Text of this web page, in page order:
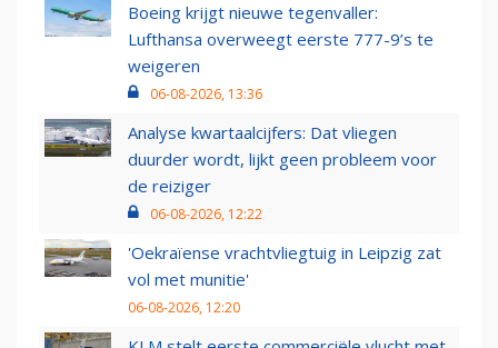
Boeing krijgt nieuwe tegenvaller:
Lufthansa overweegt eerste 777-9’s te
weigeren
06-08-2026, 13:36
Analyse kwartaalcijfers: Dat vliegen
duurder wordt, lijkt geen probleem voor
de reiziger
06-08-2026, 12:22
'Oekraïense vrachtvliegtuig in Leipzig zat
vol met munitie'
06-08-2026, 12:20